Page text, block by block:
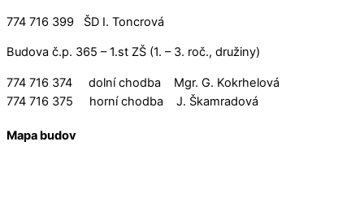
774 716 399 ŠD I. Toncrová
Budova č.p. 365 – 1.st ZŠ (1. – 3. roč., družiny)
774 716 374 dolní chodba Mgr. G. Kokrhelová
774 716 375 horní chodba J. Škamradová
Mapa budov